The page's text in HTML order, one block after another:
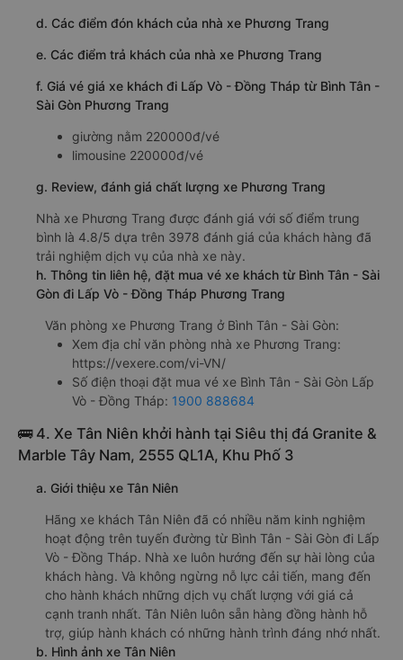
d. Các điểm đón khách của nhà xe Phương Trang
e. Các điểm trả khách của nhà xe Phương Trang
f. Giá vé giá xe khách đi Lấp Vò - Đồng Tháp từ Bình Tân -
Sài Gòn Phương Trang
giường nằm 220000đ/vé
limousine 220000đ/vé
g. Review, đánh giá chất lượng xe Phương Trang
Nhà xe Phương Trang được đánh giá với số điểm trung
bình là 4.8/5 dựa trên 3978 đánh giá của khách hàng đã
trải nghiệm dịch vụ của nhà xe này.
h. Thông tin liên hệ, đặt mua vé xe khách từ Bình Tân - Sài
Gòn đi Lấp Vò - Đồng Tháp Phương Trang
Văn phòng xe Phương Trang ở Bình Tân - Sài Gòn:
Xem địa chỉ văn phòng nhà xe Phương Trang:
https://vexere.com/vi-VN/
Số điện thoại đặt mua vé xe Bình Tân - Sài Gòn Lấp
Vò - Đồng Tháp: 1900 888684
🚌 4. Xe Tân Niên khởi hành tại Siêu thị đá Granite &
Marble Tây Nam, 2555 QL1A, Khu Phố 3
a. Giới thiệu xe Tân Niên
Hãng xe khách Tân Niên đã có nhiều năm kinh nghiệm
hoạt động trên tuyến đường từ Bình Tân - Sài Gòn đi Lấp
Vò - Đồng Tháp. Nhà xe luôn hướng đến sự hài lòng của
khách hàng. Và không ngừng nỗ lực cải tiến, mang đến
cho hành khách những dịch vụ chất lượng với giá cả
cạnh tranh nhất. Tân Niên luôn sẵn hàng đồng hành hỗ
trợ, giúp hành khách có những hành trình đáng nhớ nhất.
b. Hình ảnh xe Tân Niên